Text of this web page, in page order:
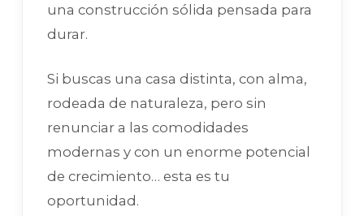
una construcción sólida pensada para
durar.
Si buscas una casa distinta, con alma,
rodeada de naturaleza, pero sin
renunciar a las comodidades
modernas y con un enorme potencial
de crecimiento… esta es tu
oportunidad.